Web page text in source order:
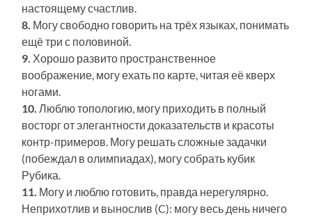
настоящему счастлив.
8. Могу свободно говорить на трёх языках, понимать
ещё три с половиной.
9. Хорошо развито пространственное
воображение, могу ехать по карте, читая её кверх
ногами.
10. Люблю топологию, могу приходить в полный
восторг от элегантности доказательств и красоты
контр-примеров. Могу решать сложные задачки
(побеждал в олимпиадах), могу собрать кубик
Рубика.
11. Могу и люблю готовить, правда нерегулярно.
Неприхотлив и вынослив (C): могу весь день ничего